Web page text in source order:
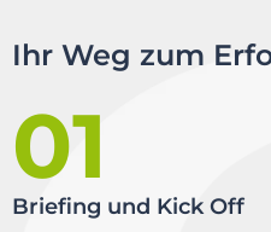
Ihr Weg zum
01
Briefing und Kick Off